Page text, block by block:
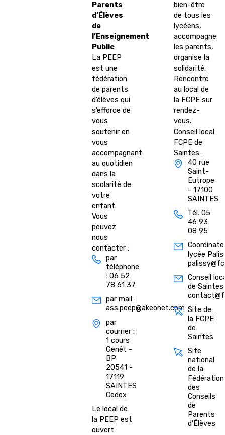
Parents
d’Élèves
de
l’Enseignement
Public
La PEEP
est une
fédération
de parents
d’élèves qui
s’efforce de
vous
soutenir en
vous
accompagnant
au quotidien
dans la
scolarité de
votre
enfant.
Vous
pouvez
nous
contacter :
par
téléphone
: 06 52
78 61 37
par mail :
ass.peep@akeonet.com
par
courrier :
1 cours
Genêt -
BP
20541 -
17119
SAINTES
Cedex
Le local de
la PEEP est
ouvert
bien-être
de tous les
lycéens,
accompagne
les parents,
organise la
solidarité.
Rencontre
au local de
la FCPE sur
rendez-
vous.
Conseil local
FCPE de
Saintes :
40 rue
Saint-
Eutrope
- 17100
SAINTES
Tél. 05
46 93
08 95
lycée
Conseil
de Saintes
Site de
la FCPE
de
Saintes
Site
national
de la
Fédération
des
Conseils
de
Parents
d’Élèves